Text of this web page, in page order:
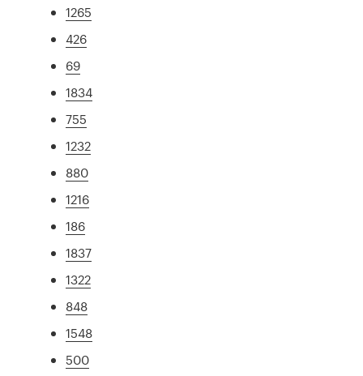
1265
426
69
1834
755
1232
880
1216
186
1837
1322
848
1548
500